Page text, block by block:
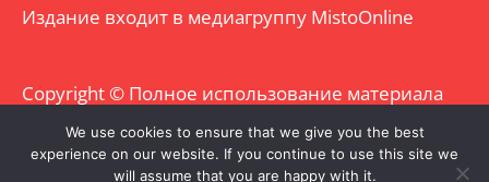
Издание входит в медиагруппу MistoOnline
Copyright © Полное использование материала
запрещено. Частично разрешено с
гиперссылкой.
We use cookies to ensure that we give you the best
experience on our website. If you continue to use this site we
will assume that you are happy with it.